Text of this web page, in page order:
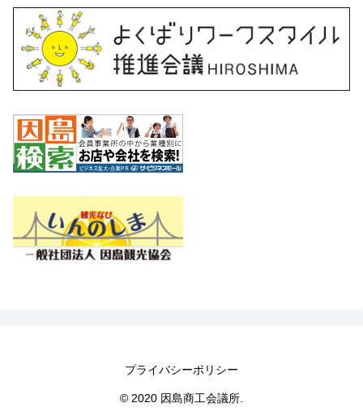
プライバシーポリシー
© 2020 因島商工会議所.